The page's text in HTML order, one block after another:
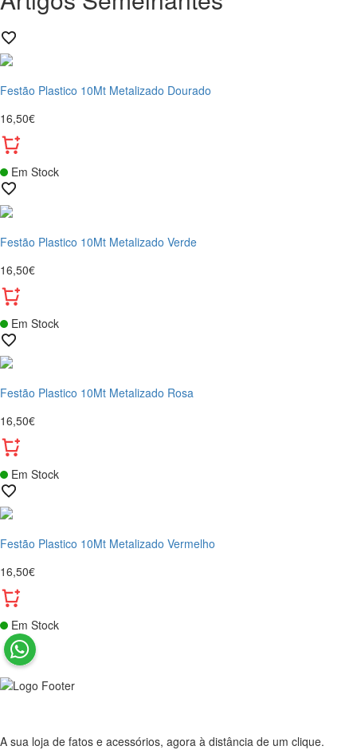
Festão Plastico 10Mt Metalizado Dourado
16,50€
Em Stock
Festão Plastico 10Mt Metalizado Verde
16,50€
Em Stock
Festão Plastico 10Mt Metalizado Rosa
16,50€
Em Stock
Festão Plastico 10Mt Metalizado Vermelho
16,50€
Em Stock
A sua loja de fatos e acessórios, agora à distância de um clique.